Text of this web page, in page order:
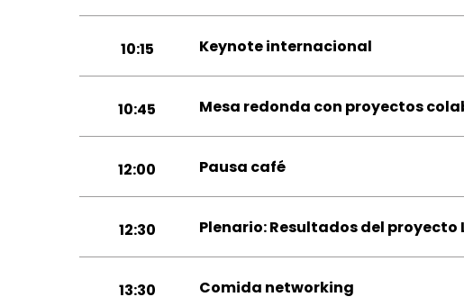
10:15 Keynote internacional
10:45 Mesa redonda con proyectos
12:00 Pausa café
12:30 Plenario: Resultados del proyecto
13:30 Comida networking